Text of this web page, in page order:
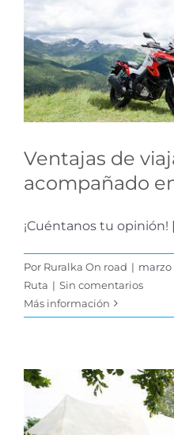
Ventajas
Tips
Ventajas de
acompañado
¡Cuéntanos tu opinión!
Por Ruralka On road | marzo
Ruta | Sin comentarios
Más información
Cosas que